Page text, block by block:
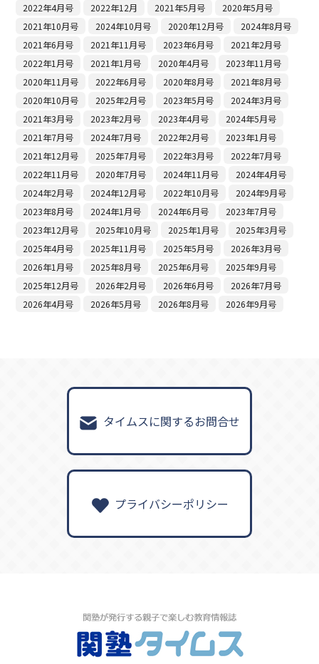
2022年4月号
2022年12月 2021年5月号
2020年5月号
2021年10月号
2024年10月号 2020年12月号
2024年8月号
2021年6月号
2021年11月号 2023年6月号
2021年2月号
2022年1月号
2021年1月号 2020年4月号
2023年11月号
2020年11月号
2022年6月号 2020年8月号
2021年8月号
2020年10月号
2025年2月号 2023年5月号
2024年3月号
2021年3月号
2023年2月号 2023年4月号
2024年5月号
2021年7月号
2024年7月号 2022年2月号
2023年1月号
2021年12月号
2025年7月号 2022年3月号
2022年7月号
2022年11月号
2020年7月号 2024年11月号
2024年4月号
2024年2月号
2024年12月号 2022年10月号
2024年9月号
2023年8月号
2024年1月号 2024年6月号
2023年7月号
2023年12月号
2025年10月号 2025年1月号
2025年3月号
2025年4月号
2025年11月号 2025年5月号
2026年3月号
2026年1月号
2025年8月号 2025年6月号
2025年9月号
2025年12月号
2026年2月号 2026年6月号
2026年7月号
2026年4月号
2026年5月号 2026年8月号 2026年9月号
タイムスに関するお問合せ
プライバシーポリシー